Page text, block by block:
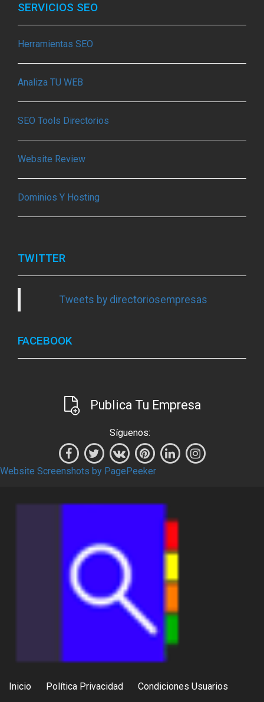
SERVICIOS SEO
Herramientas SEO
Analiza TU WEB
SEO Tools Directorios
Website Review
Dominios Y Hosting
TWITTER
Tweets by directoriosempresas
FACEBOOK
Publica Tu Empresa
Síguenos:
Website Screenshots by PagePeeker
Inicio Política Privacidad Condiciones Usuarios